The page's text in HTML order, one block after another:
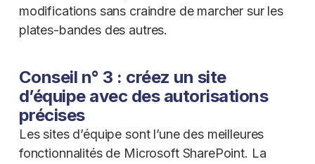
modifications sans craindre de marcher sur les
plates-bandes des autres.
Conseil n° 3 : créez un site
d’équipe avec des autorisations
précises
Les sites d’équipe sont l’une des meilleures
fonctionnalités de Microsoft SharePoint. La